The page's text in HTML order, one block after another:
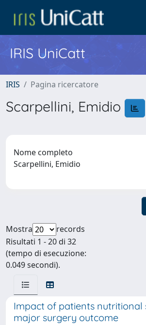
IRIS UniCatt
IRIS Pagina ricercatore
Scarpellini, Emidio
Nome completo
Scarpellini, Emidio
Mostra
records
Risultati 1 - 20 di 32
(tempo di esecuzione:
0.049 secondi).
Impact of patients nutritional
major surgery outcome